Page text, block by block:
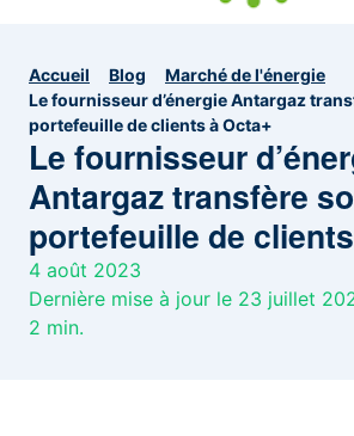
Accueil Blog
Marché de l'énergie
Le fournisseur d’énergie Antargaz
portefeuille de clients à Octa+
Le fournisseur
Antargaz transfère
portefeuille de
4 août 2023
Dernière mise à jour le 23 juillet
2 min.